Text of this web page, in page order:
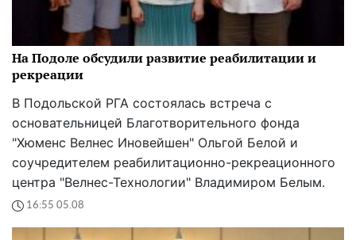
На Подоле обсудили развитие реабилитации и
рекреации
В Подольской РГА состоялась встреча с
основательницей Благотворительного фонда
"Хюменс Велнес Иновейшен" Ольгой Белой и
соучредителем реабилитационно-рекреационного
центра "Велнес-Технологии" Владимиром Белым.
16:55 05.08